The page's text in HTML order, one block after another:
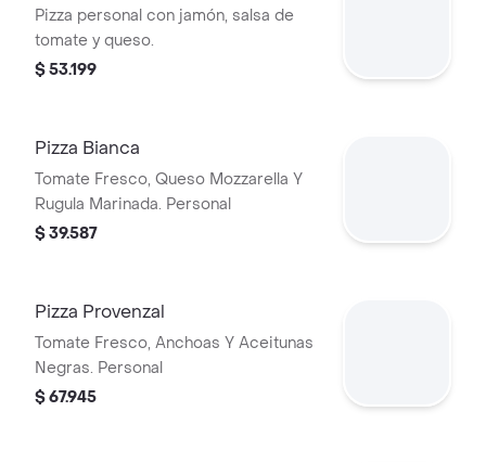
Pizza personal con jamón, salsa de
tomate y queso.
$ 53.199
Pizza Bianca
Tomate Fresco, Queso Mozzarella Y
Rugula Marinada. Personal
$ 39.587
Pizza Provenzal
Tomate Fresco, Anchoas Y Aceitunas
Negras. Personal
$ 67.945